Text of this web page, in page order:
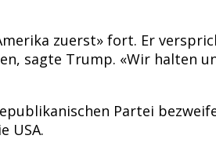
zuerst» fort. Er
sagte Trump. «Wir halten
Partei
USA.